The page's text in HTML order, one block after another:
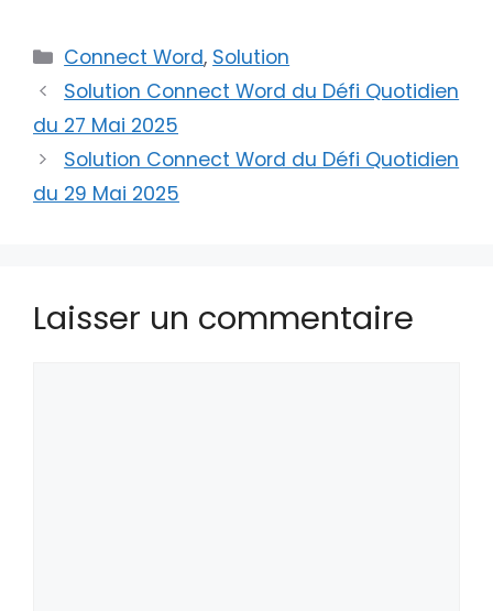
Catégories
Connect Word, Solution
Solution Connect Word du Défi Quotidien
du 27 Mai 2025
Solution Connect Word du Défi Quotidien
du 29 Mai 2025
Laisser un commentaire